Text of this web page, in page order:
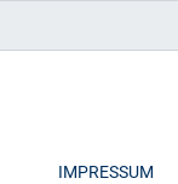
IMPRESSUM